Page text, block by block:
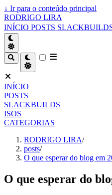
↓ Ir para o conteúdo principal
RODRIGO LIRA
INÍCIO POSTS
INÍCIO
POSTS
SLACKBUILDS
ISOS
CATEGORIAS
RODRIGO LIRA/
posts/
O que esperar do blog em
O que esperar do